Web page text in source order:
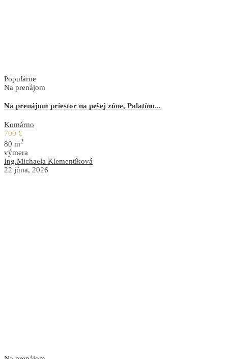
Populárne
Na prenájom
Na prenájom priestor na pešej zóne, Palatíno...
Komárno
700 €
80 m2
výmera
Ing.Michaela Klementíková
22 júna, 2026